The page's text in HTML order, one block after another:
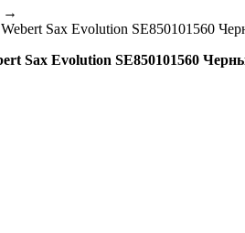
→
Sax Evolution SE850101560
Sax Evolution SE850101560